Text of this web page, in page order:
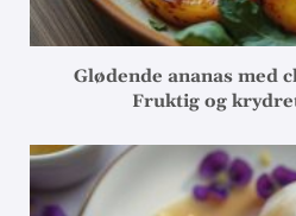
Glødende ananas med
Fruktig og